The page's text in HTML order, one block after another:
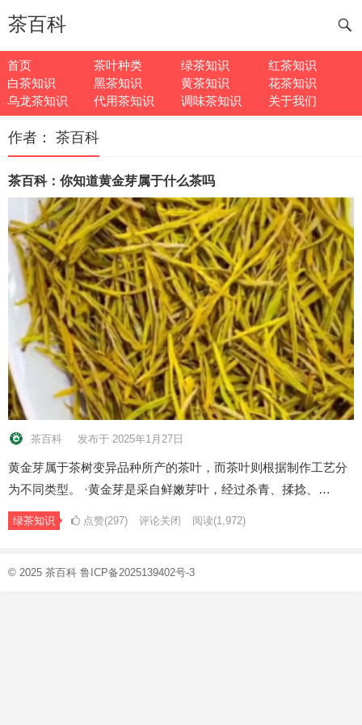
茶百科
首页 茶叶种类 绿茶知识
红茶知识
白茶知识
黑茶知识 黄茶知识
花茶知识
乌龙茶知识
代用茶知识 调味茶知识 关于我们
作者： 茶百科
茶百科：你知道黄金芽属于什么茶吗
茶百科 发布于 2025年1月27日
黄金芽属于茶树变异品种所产的茶叶，而茶叶则根据制作工艺分
为不同类型。 ·黄金芽是采自鲜嫩芽叶，经过杀青、揉捻、…
绿茶知识 点赞(297) 评论关闭 阅读(1,972)
© 2025 茶百科 鲁ICP备2025139402号-3